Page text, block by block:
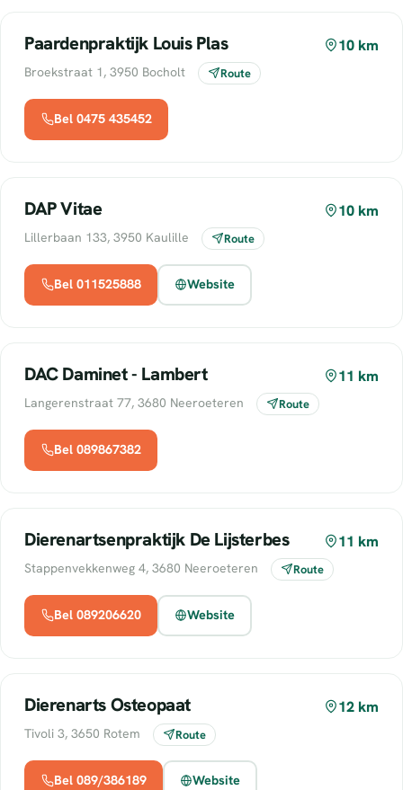
Paardenpraktijk Louis Plas 10 km
Broekstraat 1, 3950 Bocholt Route
Bel 0475 435452
DAP Vitae 10 km
Lillerbaan 133, 3950 Kaulille Route
Bel 011525888 Website
DAC Daminet - Lambert 11 km
Langerenstraat 77, 3680 Neeroeteren Route
Bel 089867382
Dierenartsenpraktijk De Lijsterbes 11 km
Stappenvekkenweg 4, 3680 Neeroeteren Route
Bel 089206620 Website
Dierenarts Osteopaat 12 km
Tivoli 3, 3650 Rotem Route
Bel 089/386189 Website